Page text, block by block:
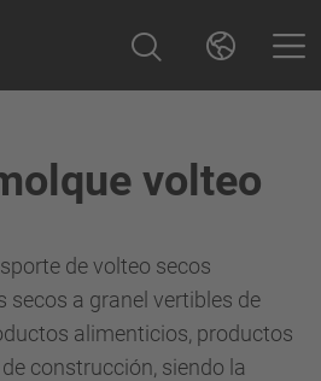
volteo
de volteo secos
a granel vertibles de
alimenticios, productos
construcción, siendo la